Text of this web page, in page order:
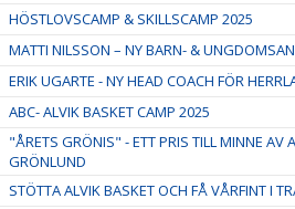
HÖSTLOVSCAMP & SKILLSCAMP 2025
MATTI NILSSON – NY BARN- &
ERIK UGARTE - NY HEAD COACH FÖR
ABC- ALVIK BASKET CAMP 2025
"ÅRETS GRÖNIS" - ETT PRIS TILL MINNE AV
GRÖNLUND
STÖTTA ALVIK BASKET OCH FÅ VÅRFINT I